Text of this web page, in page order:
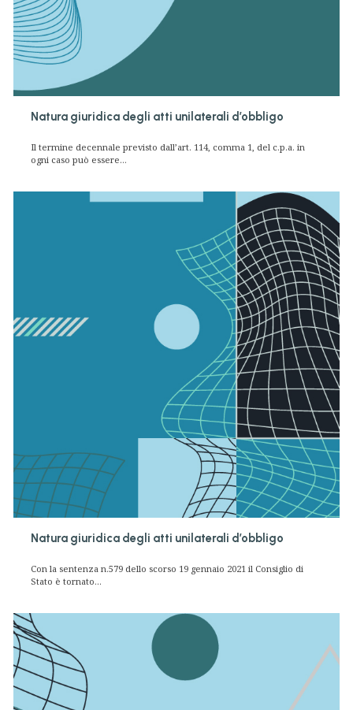
Natura giuridica degli atti unilaterali d’obbligo
Il termine decennale previsto dall’art. 114, comma 1, del c.p.a. in
ogni caso può essere...
Natura giuridica degli atti unilaterali d’obbligo
Con la sentenza n.579 dello scorso 19 gennaio 2021 il Consiglio di
Stato è tornato...